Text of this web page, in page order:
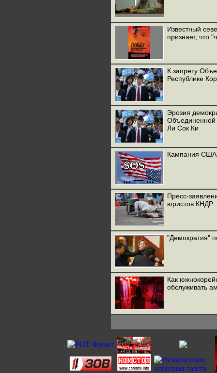
Известный
признает, что
К запрету
Республике
Эрозия
Объединенной
Ли Сок Ки
Кампания США
Пресс-
юристов КНДР
"Демократия"
Как
обслуживать